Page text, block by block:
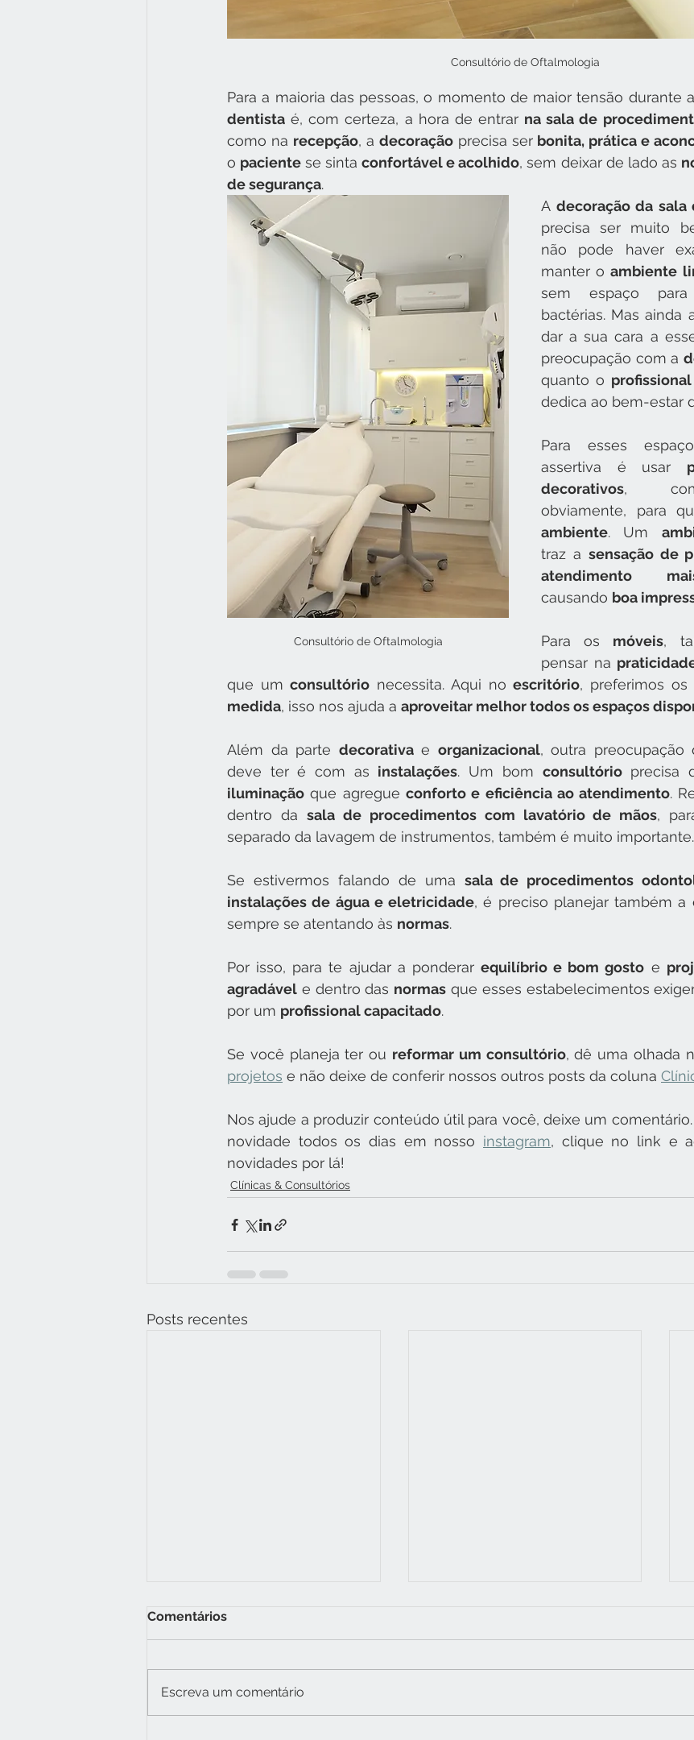
Consultório de Oftalmologia
Para a maioria das pessoas, o momento de maior tensão durante
dentista é, com certeza, a hora de entrar na sala de
como na recepção, a decoração precisa ser bonita, prática e
o paciente se sinta confortável e acolhido, sem deixar de lado as
de segurança.
Consultório de Oftalmologia
A
precisa ser muito
não pode haver
manter o ambiente
sem espaço
bactérias. Mas ainda
dar a sua cara a
preocupação com a
quanto o profissional
dedica ao bem-estar
Para esses
assertiva é usar
decorativos, com
ambiente. Um
traz a sensação de
atendimento
causando boa
Para os móveis,
pensar na
que um consultório necessita. Aqui no escritório, preferimos os
medida, isso nos ajuda a aproveitar melhor todos os espaços
Além da parte decorativa e organizacional, outra preocupação
deve ter é com as instalações. Um bom consultório precisa
iluminação que agregue conforto e eficiência ao atendimento.
dentro da sala de procedimentos com lavatório de mãos,
separado da lavagem de instrumentos, também é muito importante.
Se estivermos falando de uma sala de procedimentos
instalações de água e eletricidade, é preciso planejar também a
sempre se atentando às normas.
Por isso, para te ajudar a ponderar equilíbrio e bom gosto e
agradável e dentro das normas que esses estabelecimentos
por um profissional capacitado.
Se você planeja ter ou reformar um consultório, dê uma olhada
projetos e não deixe de conferir nossos outros posts da coluna
Nos ajude a produzir conteúdo útil para você, deixe um
novidade todos os dias em nosso instagram, clique no link e
novidades por lá!
Clínicas & Consultórios
Posts recentes
Comentários
Escreva um comentário